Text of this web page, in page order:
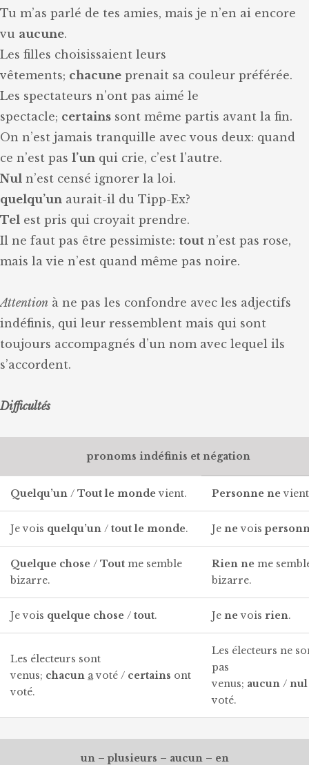
Tu m’as parlé de tes amies, mais je n’en ai encore
vu aucune.
Les filles choisissaient leurs
vêtements; chacune prenait sa couleur préférée.
Les spectateurs n’ont pas aimé le
spectacle; certains sont même partis avant la fin.
On n’est jamais tranquille avec vous deux: quand
ce n’est pas l’un qui crie, c’est l’autre.
Nul n’est censé ignorer la loi.
quelqu’un aurait-il du Tipp-Ex?
Tel est pris qui croyait prendre.
Il ne faut pas être pessimiste: tout n’est pas rose,
mais la vie n’est quand même pas noire.
Attention à ne pas les confondre avec les adjectifs
indéfinis, qui leur ressemblent mais qui sont
toujours accompagnés d’un nom avec lequel ils
s’accordent.
Difficultés
pronoms indéfinis et négation
Quelqu’un / Tout le mondevient. Personne ne
Je vois quelqu’un / tout le monde. Je nevois
Quelque chose / Tout me semble
bizarre.
Rien ne me
bizarre.
Je vois quelque chose / tout. Je nevois rien.
Les électeurs sont
venus; chacun avoté / certains ont
voté.
Les électeurs ne
pas
venus; aucun / nul
voté.
un – plusieurs – aucun – en